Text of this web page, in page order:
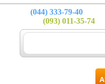
(044) 333-79-40
(093) 011-35-74